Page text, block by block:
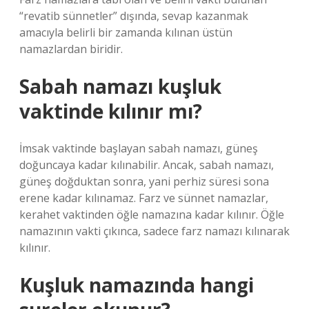
“revatib sünnetler” dışında, sevap kazanmak
amacıyla belirli bir zamanda kılınan üstün
namazlardan biridir.
Sabah namazı kuşluk
vaktinde kılınır mı?
İmsak vaktinde başlayan sabah namazı, güneş
doğuncaya kadar kılınabilir. Ancak, sabah namazı,
güneş doğduktan sonra, yani perhiz süresi sona
erene kadar kılınamaz. Farz ve sünnet namazlar,
kerahet vaktinden öğle namazına kadar kılınır. Öğle
namazının vakti çıkınca, sadece farz namazı kılınarak
kılınır.
Kuşluk namazında hangi